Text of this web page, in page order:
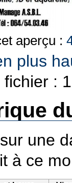
aperçu :
plus
:
une
à ce